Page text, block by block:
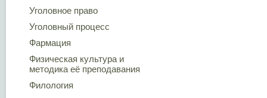
Уголовное право
Уголовный процесс
Фармация
Физическая культура и
методика её преподавания
Филология